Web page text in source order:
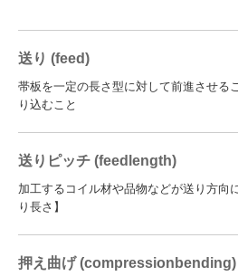
送り (feed)
帯板を一定の長さ型に対して前進させる
り込むこと
送りピッチ (feedlength)
加工するコイル材や品物などが送り方向
り長さ】
押え曲げ (compressionbending)